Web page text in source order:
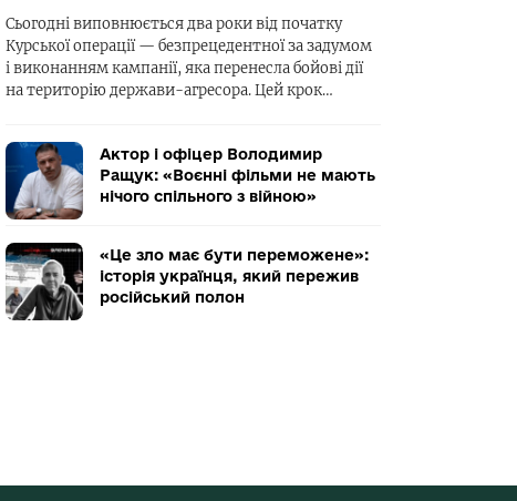
Сьогодні виповнюється два роки від початку
Курської операції — безпрецедентної за задумом
і виконанням кампанії, яка перенесла бойові дії
на територію держави-агресора. Цей крок…
Актор і офіцер Володимир
Ращук: «Воєнні фільми не мають
нічого спільного з війною»
«Це зло має бути переможене»:
історія українця, який пережив
російський полон